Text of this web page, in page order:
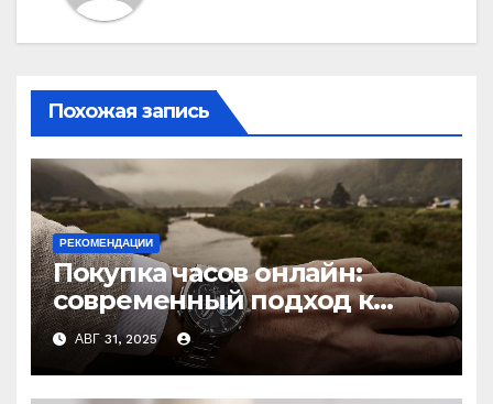
Похожая запись
РЕКОМЕНДАЦИИ
Покупка часов онлайн:
современный подход к
выбору аксессуаров
АВГ 31, 2025